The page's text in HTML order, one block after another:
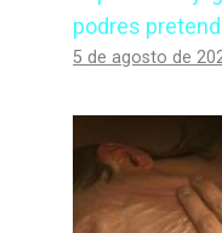
podres
5 de agosto de